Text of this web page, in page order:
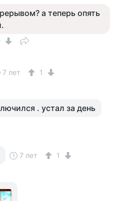
а теперь опять
7 лет 1
. устал за день
7 лет 1